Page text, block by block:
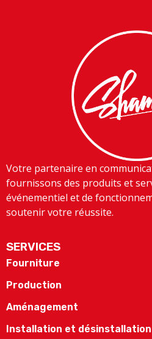
Votre partenaire en
fournissons des produits et
événementiel et de
soutenir votre réussite.
SERVICES
Fourniture
Production
Aménagement
Installation et désinstallation